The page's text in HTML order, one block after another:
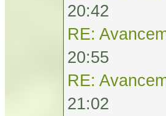
20:42
RE:
20:55
RE:
21:02